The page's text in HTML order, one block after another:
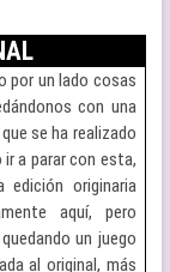
por un lado cosas
con una
se ha realizado
ir a parar con esta,
originaria
aquí, pero
un juego
al original, más